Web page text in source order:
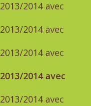
2014 avec
2014 avec
2014 avec
2014 avec
2014 avec